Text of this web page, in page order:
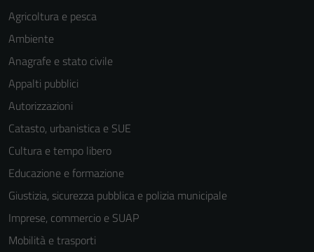
Agricoltura e pesca
Ambiente
Anagrafe e stato civile
Appalti pubblici
Autorizzazioni
Catasto, urbanistica e SUE
Cultura e tempo libero
Educazione e formazione
Giustizia, sicurezza pubblica e polizia municipale
Imprese, commercio e SUAP
Mobilità e trasporti